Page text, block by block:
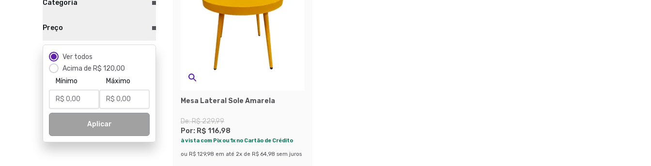
Categoria
Preço
Ver todos
Acima de R$ 120,00
Mínimo
Máximo
Aplicar
Mesa Lateral Sole Amarela
De:R$ 229,99
Por: R$ 116,98
à vista com Pix ou 1x no Cartão de Crédito
ou R$ 129,98 em até 2x de R$ 64,98 sem juros